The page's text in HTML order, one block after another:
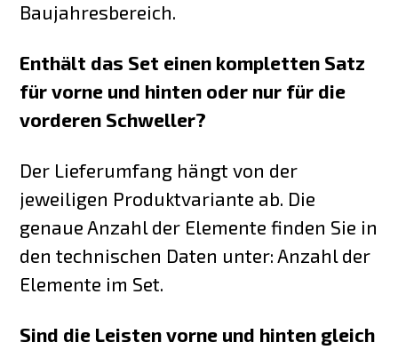
Baujahresbereich.
Enthält das Set einen kompletten Satz
für vorne und hinten oder nur für die
vorderen Schweller?
Der Lieferumfang hängt von der
jeweiligen Produktvariante ab. Die
genaue Anzahl der Elemente finden Sie in
den technischen Daten unter: Anzahl der
Elemente im Set.
Sind die Leisten vorne und hinten gleich